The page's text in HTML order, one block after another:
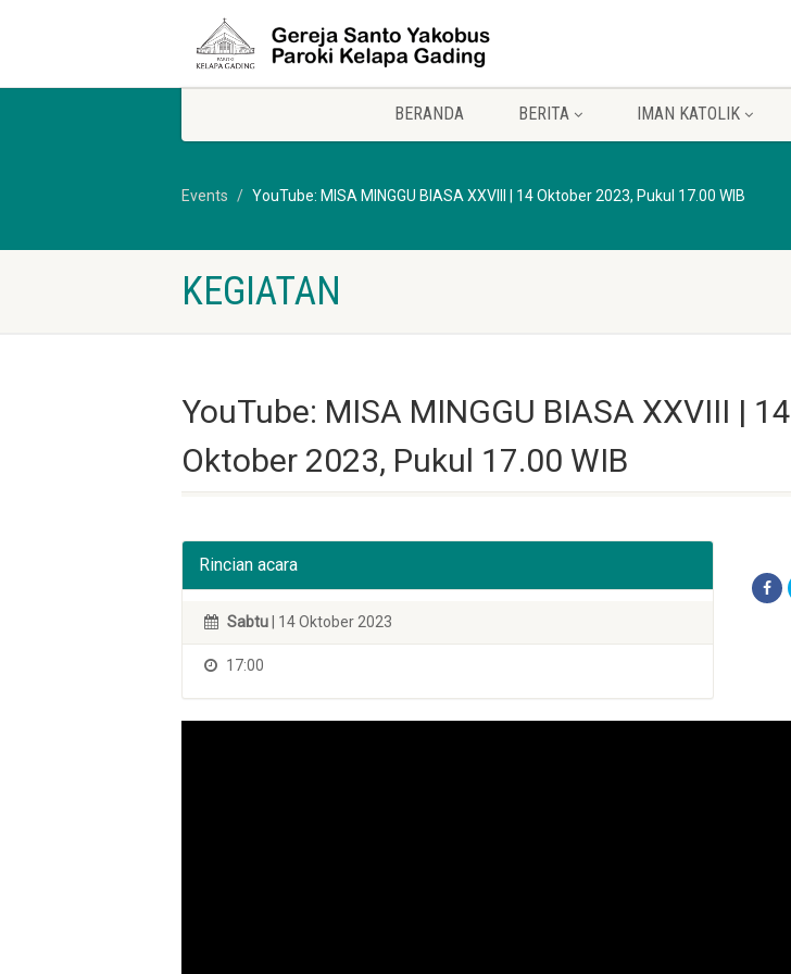
BERANDA BERITA IMAN KATOLIK
Events YouTube: MISA MINGGU BIASA XXVIII | 14 Oktober 2023, Pukul 17.00 WIB
KEGIATAN
YouTube: MISA MINGGU BIASA XXVIII | 14
Oktober 2023, Pukul 17.00 WIB
Rincian acara
Sabtu | 14 Oktober 2023
17:00